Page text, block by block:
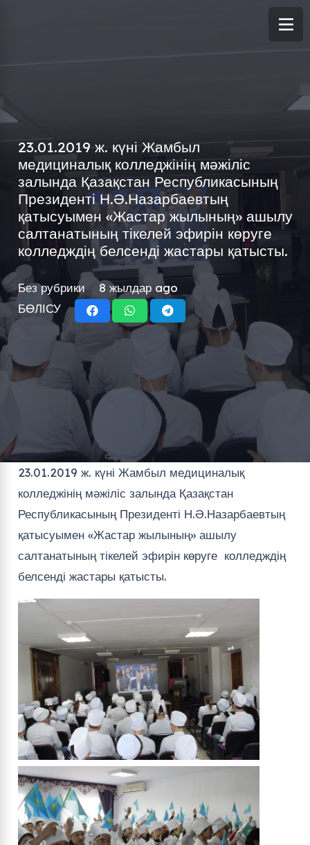
23.01.2019 ж. күні Жамбыл
медициналық колледжінің мәжіліс
залында Қазақстан Республикасының
Президенті Н.Ә.Назарбаевтың
қатысуымен «Жастар жылының» ашылу
салтанатының тікелей эфирін көруге
колледждің белсенді жастары қатысты.
Без рубрики
8 жылдар ago
БӨЛІСУ
23.01.2019 ж. күні Жамбыл медициналық
колледжінің мәжіліс залында Қазақстан
Республикасының Президенті Н.Ә.Назарбаевтың
қатысуымен «Жастар жылының» ашылу
салтанатының тікелей эфирін көруге колледждің
белсенді жастары қатысты.